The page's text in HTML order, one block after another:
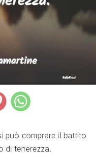
può comprare il battito
di tenerezza.